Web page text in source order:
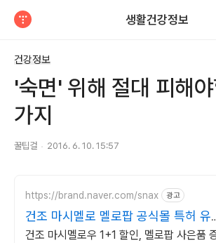
생활건강정보
건강정보
'숙면' 위해 절대 피해
가지
꿀팁걸 2016. 6. 10. 15:57
https://brand.naver.com/snax 광고
건조 마시멜로 멜로팝 공식몰 특허 유
산균 함유
건조 마시멜로우 1+1 할인, 멜로팝 사은품